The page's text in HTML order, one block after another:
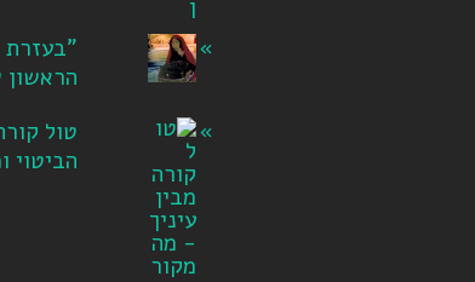
"בעזרת
טול
הביטוי